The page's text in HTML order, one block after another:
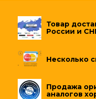
Товар
России и
Несколько
Продажа
аналогов